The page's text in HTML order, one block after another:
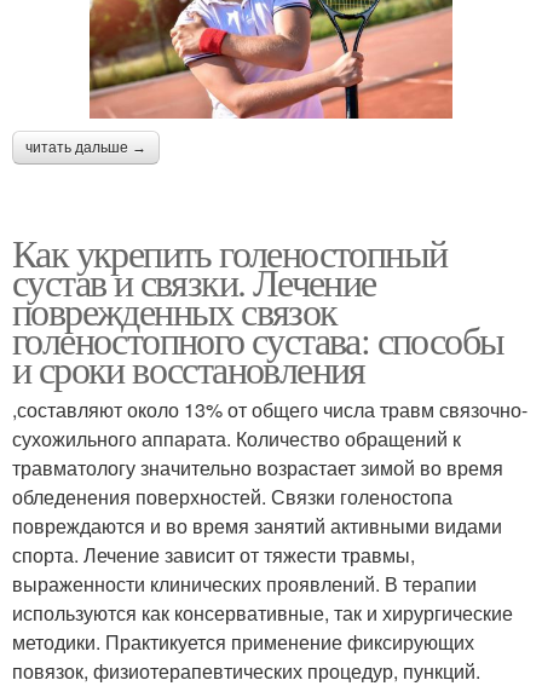
читать дальше →
Как укрепить голеностопный
сустав и связки. Лечение
поврежденных связок
голеностопного сустава: способы
и сроки восстановления
,составляют около 13% от общего числа травм связочно-
сухожильного аппарата. Количество обращений к
травматологу значительно возрастает зимой во время
обледенения поверхностей. Связки голеностопа
повреждаются и во время занятий активными видами
спорта. Лечение зависит от тяжести травмы,
выраженности клинических проявлений. В терапии
используются как консервативные, так и хирургические
методики. Практикуется применение фиксирующих
повязок, физиотерапевтических процедур, пункций.